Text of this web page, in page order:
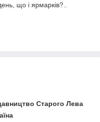
що і ярмарків?..
Старого Лева